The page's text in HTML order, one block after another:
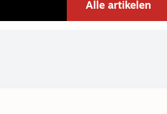
Alle artikelen